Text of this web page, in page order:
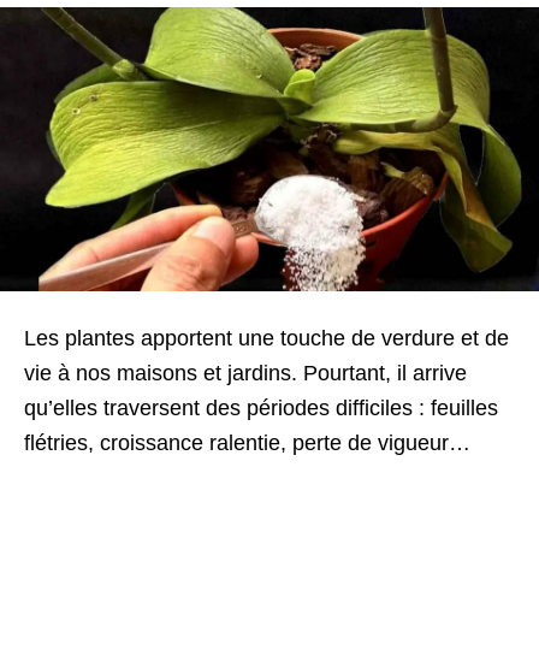
Les plantes apportent une touche de verdure et de
vie à nos maisons et jardins. Pourtant, il arrive
qu’elles traversent des périodes difficiles : feuilles
flétries, croissance ralentie, perte de vigueur…